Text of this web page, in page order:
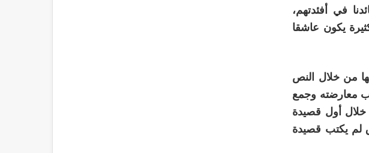
في أفئدتهم،
يكون عاشقا
من خلال النص
معارضته وجمع
خلال أول قصيدة
لم يكتب قصيدة